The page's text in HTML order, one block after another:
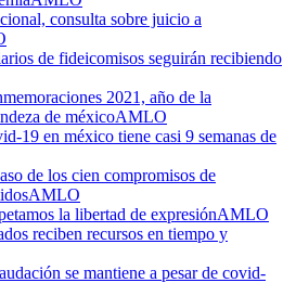
consulta sobre juicio a
de fideicomisos seguirán recibiendo
2021, año de la
de méxicoAMLO
19 en méxico tiene casi 9 semanas de
de los cien compromisos de
AMLO
la libertad de expresiónAMLO
reciben recursos en tiempo y
se mantiene a pesar de covid-